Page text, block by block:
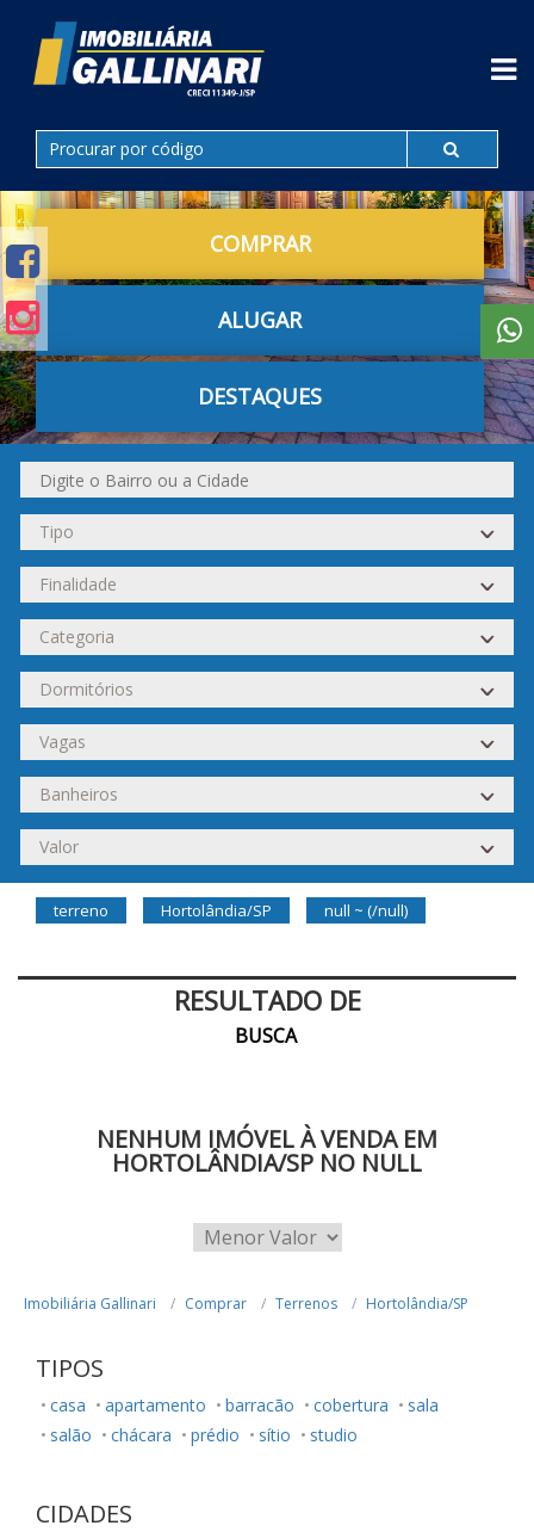
COMPRAR
ALUGAR
DESTAQUES
terreno Hortolândia/SP null ~ (/null)
RESULTADO DE
BUSCA
NENHUM IMÓVEL À VENDA EM
HORTOLÂNDIA/SP NO NULL
Imobiliária Gallinari Comprar Terrenos Hortolândia/SP
TIPOS
casa apartamento barracão cobertura
sala
salão
chácara prédio sítio studio
CIDADES